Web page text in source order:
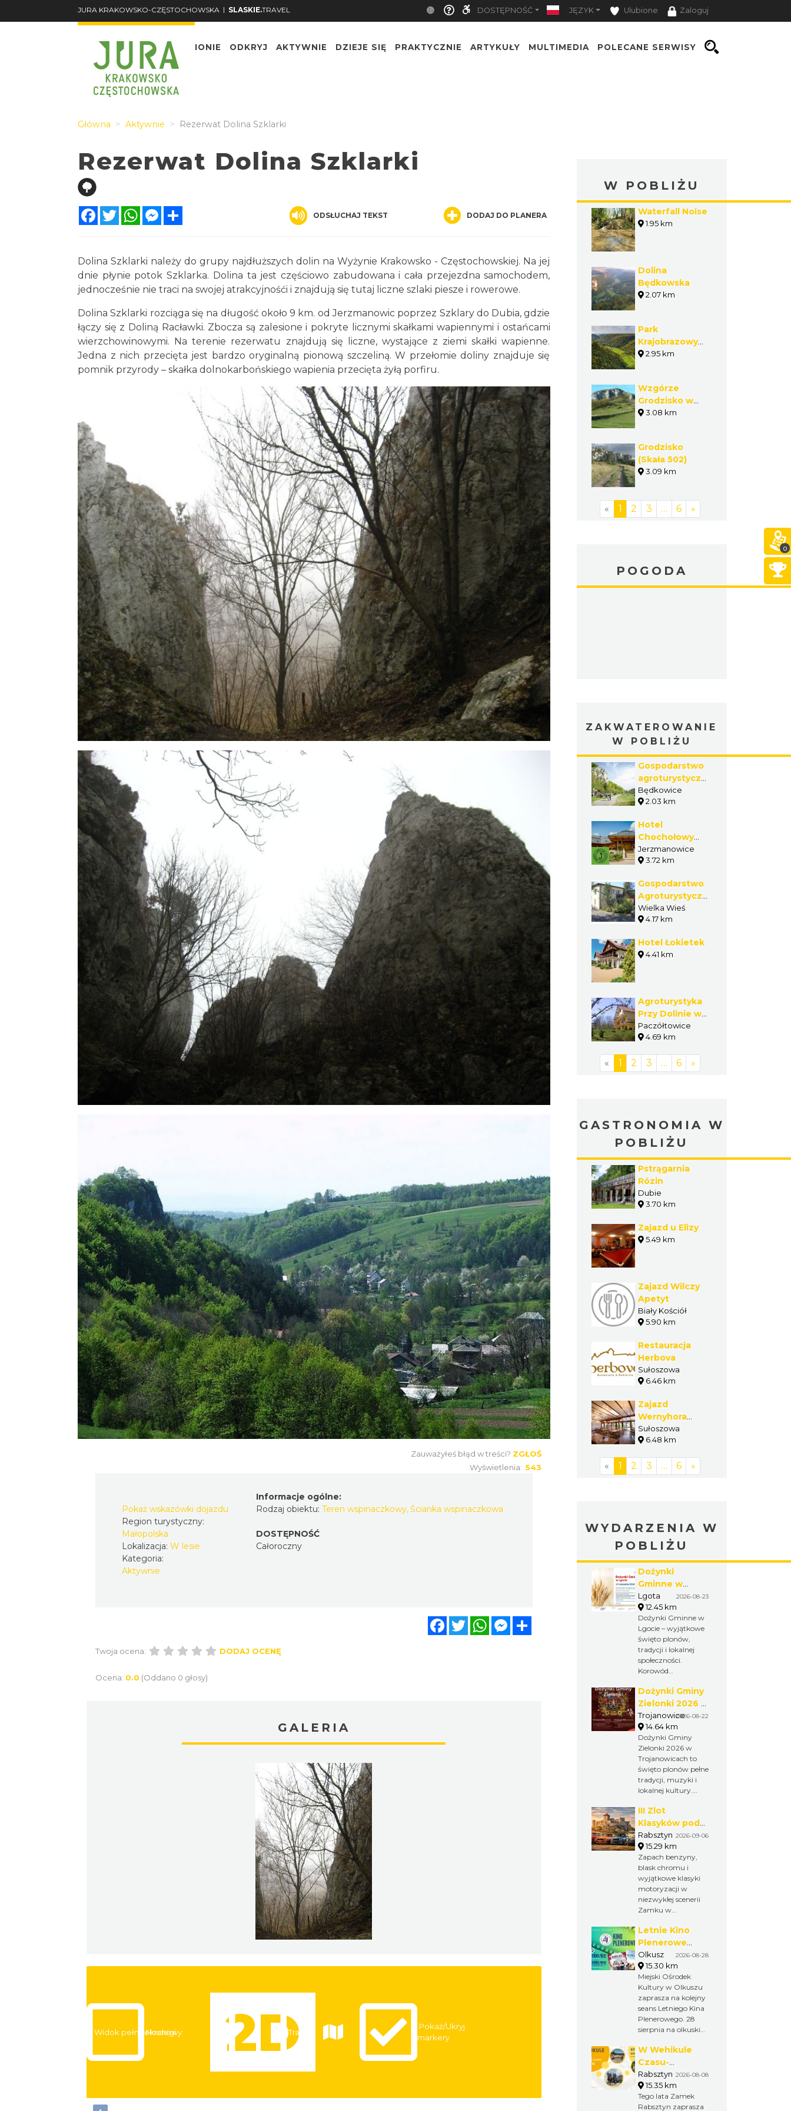
JURA KRAKOWSKO-CZĘSTOCHOWSKA | SLASKIE.TRAVEL DOSTĘPNOŚĆ JĘZYK Ulubione Zaloguj
O REGIONIE ODKRYJ AKTYWNIE DZIEJE SIĘ PRAKTYCZNIE ARTYKUŁY MULTIMEDIA POLECANE SERWISY
Główna Aktywnie Rezerwat Dolina Szklarki
Rezerwat Dolina Szklarki
FacebookTwitterWhatsAppMessenger ODSŁUCHAJ TEKST DODAJ DO PLANERA
Dolina Szklarki należy do grupy najdłuższych dolin na Wyżynie Krakowsko - Częstochowskiej. Na jej
dnie płynie potok Szklarka. Dolina ta jest częściowo zabudowana i cała przejezdna samochodem,
jednocześnie nie traci na swojej atrakcyjnośći i znajdują się tutaj liczne szlaki piesze i rowerowe.
Dolina Szklarki rozciąga się na długość około 9 km. od Jerzmanowic poprzez Szklary do Dubia, gdzie
łączy się z Doliną Racławki. Zbocza są zalesione i pokryte licznymi skałkami wapiennymi i ostańcami
wierzchowinowymi. Na terenie rezerwatu znajdują się liczne, wystające z ziemi skałki wapienne.
Jedna z nich przecięta jest bardzo oryginalną pionową szczeliną. W przełomie doliny znajduje się
pomnik przyrody – skałka dolnokarbońskiego wapienia przecięta żyłą porfiru.
Zauważyłeś błąd w treści? ZGŁOŚ
Wyświetlenia: 543
Pokaż wskazówki dojazdu
Region turystyczny:
Małopolska
Lokalizacja: W lesie
Kategoria:
Aktywnie
Informacje ogólne:
Rodzaj obiektu: Teren wspinaczkowy,Ścianka wspinaczkowa
DOSTĘPNOŚĆ
Całoroczny
FacebookTwitterWhatsAppMessenger
Twoja ocena: DODAJ OCENĘ
Ocena: 0.0 (Oddano 0 głosy)
GALERIA
Widok pełnoekranowy:
Noclegi Trasy
Pokaż/Ukryj
markery
W POBLIŻU
Waterfall Noise
1.95 km
Dolina
Będkowska
2.07 km
Park
Krajobrazowy
Dolinki
2.95 km
Wzgórze
Grodzisko w
Jerzmanowicah
3.08 km
Grodzisko
(Skała 502)
3.09 km
« 1 2 3 … 6 »
POGODA
ZAKWATEROWANIE
W POBLIŻU
Gospodarstwo
agroturystyczne
Brandysówka
Będkowice
2.03 km
Hotel
Chochołowy
Dwór
Jerzmanowice
3.72 km
Gospodarstwo
Agroturystyczne
- Krystyna
Janecka i
Janecki
Wielka Wieś
4.17 km
Hotel Łokietek
4.41 km
Agroturystyka
Przy Dolinie w
Paczółtowicach
Paczółtowice
4.69 km
« 1 2 3 … 6 »
GASTRONOMIA W
POBLIŻU
Pstrągarnia
Rózin
Dubie
3.70 km
Zajazd u Elizy
5.49 km
Zajazd Wilczy
Apetyt
Biały Kościół
5.90 km
Restauracja
Herbova
Sułoszowa
6.46 km
Zajazd
Wernyhora
Restauracja &
Noclegi
Sułoszowa
6.48 km
« 1 2 3 … 6 »
WYDARZENIA W
POBLIŻU
Dożynki
Gminne w
Lgocie
Lgota 2026-08-23
12.45 km
Dożynki Gminne w
Lgocie – wyjątkowe
święto plonów,
tradycji i lokalnej
społeczności.
Korowód
występy
artystyczne,
regionalne smaki i
atrakcje dla dzieci
czekają na
wszystkich
uczestników tego
niezwykłego
wydarzenia.
Dożynki Gminy
Zielonki 2026 w
Trojanowicach
Trojanowice2026-08-22
14.64 km
Dożynki Gminy
Zielonki 2026 w
Trojanowicach to
święto plonów pełne
tradycji, muzyki i
lokalnej kultury.
dożynkowe,
występy
artystyczne,
integracja
kulturalna i wspólna
zabawa tworzą
wyjątkowy weekend
dla mieszkańców
oraz gości.
III Zlot
Klasyków pod
Zamkiem w
Rabsztynie
Rabsztyn 2026-09-06
15.29 km
Zapach benzyny,
blask chromu i
wyjątkowe klasyki
motoryzacji w
niezwykłej scenerii
Zamku w
raz trzeci spotkają
się tu miłośnicy
zabytkowych
samochodów,
pasjonaci i wszyscy,
którzy kochają
motoryzację z
duszą.
Letnie Kino
Plenerowe
2026 na
olkuskim Rynku
Olkusz 2026-08-28
15.30 km
Miejski Ośrodek
Kultury w Olkuszu
zaprasza na kolejny
seans Letniego Kina
Plenerowego. 28
sierpnia na olkuskim
pokaz filmu
„Mamma Mia! Here
We Go Again” w
wyjątkowej
atmosferze kina pod
gołym niebem.
W Wehikule
Czasu-
Weekendy na
Zamku
Rabsztyn
Rabsztyn 2026-08-08
15.35 km
Tego lata Zamek
Rabsztyn zaprasza
0